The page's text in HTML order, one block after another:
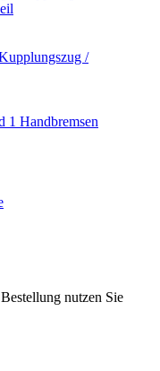
/
Handbremsen
nutzen Sie